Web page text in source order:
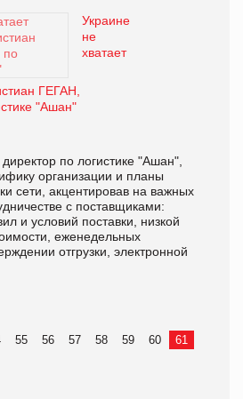
Украине
не
хватает
ГЕГАН,
"Ашан"
по логистике "Ашан",
организации и планы
сети, акцентировав на важных
с поставщиками:
и условий поставки, низкой
еженедельных
отгрузки, электронной
55 56 57 58 59 60
61